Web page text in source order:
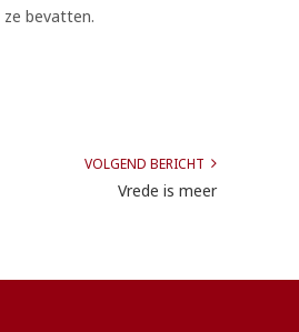
bevatten.
VOLGEND BERICHT
Vrede is meer